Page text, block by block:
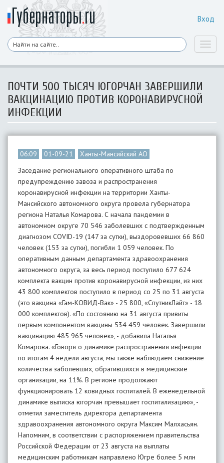
Вход
ПОЧТИ 500 ТЫСЯЧ ЮГОРЧАН ЗАВЕРШИЛИ
ВАКЦИНАЦИЮ ПРОТИВ КОРОНАВИРУСНОЙ
ИНФЕКЦИИ
06:09 01-09-21
Ханты-Мансийский АО
Заседание регионального оперативного штаба по
предупреждению завоза и распространения
коронавирусной инфекции на территории Ханты-
Мансийского автономного округа провела губернатора
региона Наталья Комарова. С начала пандемии в
автономном округе 70 546 заболевших с подтвержденным
диагнозом COVID-19 (147 за сутки), выздоровевших 66 860
человек (153 за сутки), погибли 1 059 человек. По
оперативным данным департамента здравоохранения
автономного округа, за весь период поступило 677 624
комплекта вакцин против коронавирусной инфекции, из них
43 800 комплектов поступило в период со 25 по 31 августа
(это вакцина «Гам-КОВИД-Вак» - 25 800, «СпутникЛайт» - 18
000 комплектов). «По состоянию на 31 августа привиты
первым компонентом вакцины 534 459 человек. Завершили
вакцинацию 485 965 человек», - добавила Наталья
Комарова. «Говоря о динамике распространения инфекции
по итогам 4 недели августа, мы также наблюдаем снижение
количества заболевших, обратившихся в медицинские
организации, на 11%. В регионе продолжают
функционировать 12 ковидных госпиталей. В еженедельной
динамике выписка югорчан превышает госпитализацию», -
отметил заместитель директора департамента
здравоохранения автономного округа Максим Малхасьян.
Напомним, в соответствии с распоряжением правительства
Российской Федерации от 23 августа на выплаты
медицинским работникам направлено Югре более 5 млн